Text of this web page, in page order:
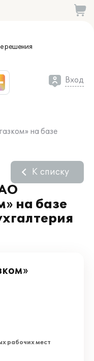
решения
Вход
на базе
на базе
К списку
рабочих мест